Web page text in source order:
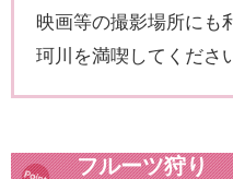
映画等の撮影場所にも
珂川を満喫してくださ
フルーツ狩り